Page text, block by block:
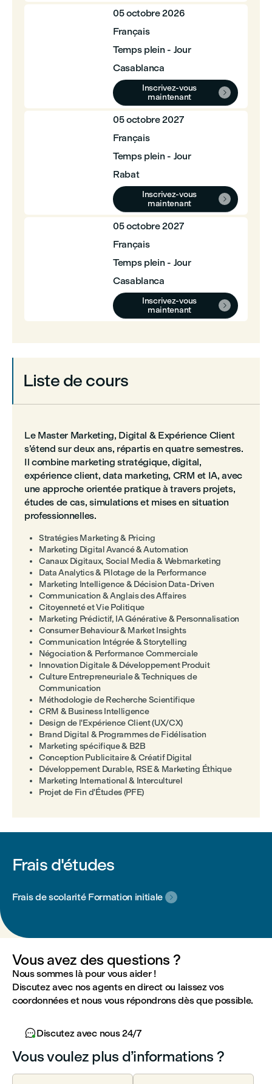
05 octobre 2026
Français
Temps plein - Jour
Casablanca
Inscrivez-vous
maintenant

05 octobre 2027
Français
Temps plein - Jour
Rabat
Inscrivez-vous
maintenant

05 octobre 2027
Français
Temps plein - Jour
Casablanca
Inscrivez-vous
maintenant

Liste de cours
Le Master Marketing, Digital & Expérience Client
s’étend sur deux ans, répartis en quatre semestres.
Il combine marketing stratégique, digital,
expérience client, data marketing, CRM et IA, avec
une approche orientée pratique à travers projets,
études de cas, simulations et mises en situation
professionnelles.
Stratégies Marketing & Pricing
Marketing Digital Avancé & Automation
Canaux Digitaux, Social Media & Webmarketing
Data Analytics & Pilotage de la Performance
Marketing Intelligence & Décision Data-Driven
Communication & Anglais des Affaires
Citoyenneté et Vie Politique
Marketing Prédictif, IA Générative & Personnalisation
Consumer Behaviour & Market Insights
Communication Intégrée & Storytelling
Négociation & Performance Commerciale
Innovation Digitale & Développement Produit
Culture Entrepreneuriale & Techniques de
Communication
Méthodologie de Recherche Scientifique
CRM & Business Intelligence
Design de l'Expérience Client (UX/CX)
Brand Digital & Programmes de Fidélisation
Marketing spécifique & B2B
Conception Publicitaire & Créatif Digital
Développement Durable, RSE & Marketing Éthique
Marketing International & Interculturel
Projet de Fin d'Études (PFE)
Frais d'études
Frais de scolarité Formation initiale 
Vous avez des questions ?
Nous sommes là pour vous aider !
Discutez avec nos agents en direct ou laissez vos
coordonnées et nous vous répondrons dès que possible.
Discutez avec nous 24/7
Vous voulez plus d’informations ?